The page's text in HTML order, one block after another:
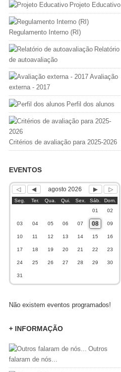
Projeto Educativo
Regulamento Interno (RI)
Relatório
de autoavaliação
Avaliação
externa - 2017
Perfil dos alunos
Critérios de avaliação para 2025-2026
EVENTOS
agosto 2026
Seg. Ter. Qua. Qui. Sex. Sáb.
Dom.
01
02
03 04 05 06 07 08 09
10 11 12 13 14 15 16
17 18 19 20 21 22 23
24 25 26 27 28 29 30
31
Não existem eventos programados!
+ INFORMAÇÃO
Outros
falaram de nós...